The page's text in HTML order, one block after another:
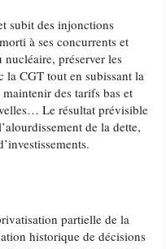
subit des injonctions
à ses concurrents et
préserver les
la CGT tout en subissant la
des tarifs bas et
Le résultat prévisible
de la dette,
partielle de la
historique de décisions